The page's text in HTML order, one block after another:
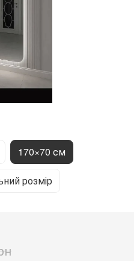
170×70 см
розмір